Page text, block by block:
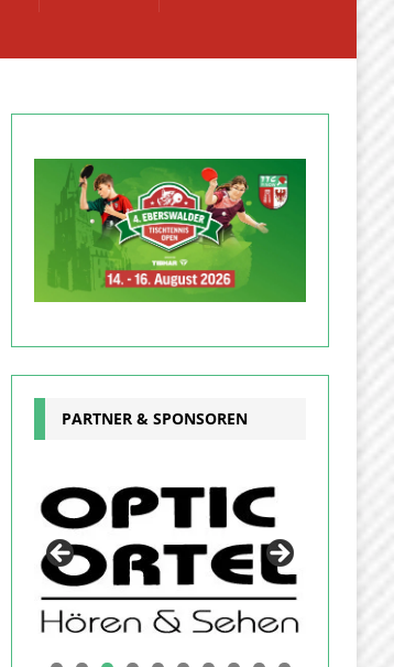
PARTNER & SPONSOREN